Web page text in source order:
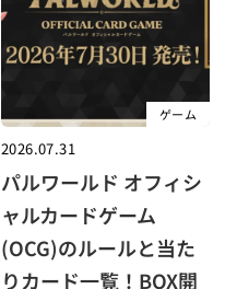
ゲーム
2026.07.31
パルワールド オフィシ
ャルカードゲーム
(OCG)のルールと当た
りカード一覧！BOX開